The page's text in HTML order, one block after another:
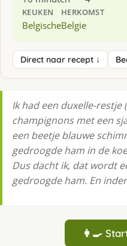
KEUKEN
Belgische
HERKOMST
Belgie
Direct naar recept ↓
Ik had een duxelle-
champignons met een
een beetje blauwe
gedroogde ham in de
Dus dacht ik, dat wordt
gedroogde ham. En
👩‍🍳